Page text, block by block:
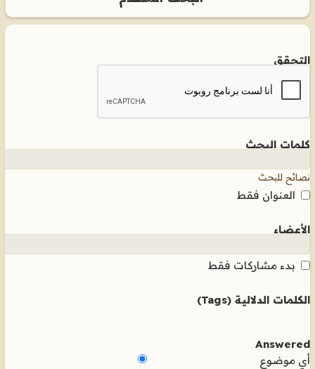
التحقق
كلمات البحث
نصائح للبحث
العنوان فقط
الأعضاء
بدء مشاركات فقط
الكلمات الدلالية (Tags)
Answered
أي موضوع